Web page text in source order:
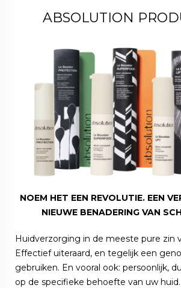
ABSOLUTION
NOEM HET EEN REVOLUTIE. EEN
NIEUWE BENADERING VAN
Huidverzorging in de meeste pure zin
Effectief uiteraard, en tegelijk een
gebruiken. En vooral ook: persoonlijk,
op de specifieke behoefte van uw